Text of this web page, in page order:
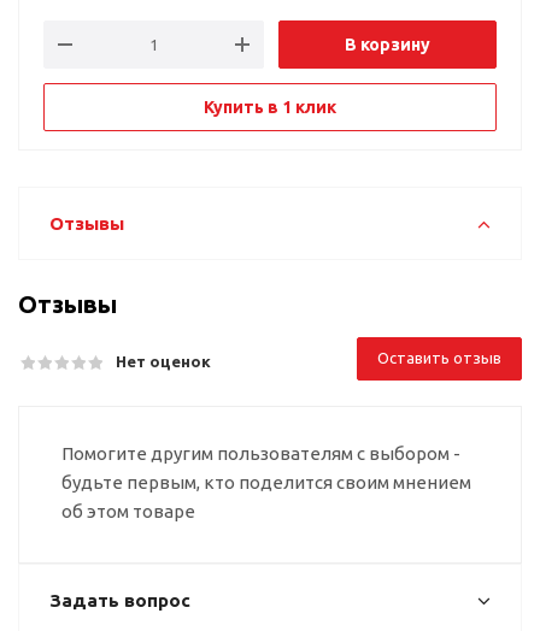
В корзину
Купить в 1 клик
Отзывы
Отзывы
Нет оценок Оставить отзыв
Помогите другим пользователям с выбором -
будьте первым, кто поделится своим мнением
об этом товаре
Задать вопрос